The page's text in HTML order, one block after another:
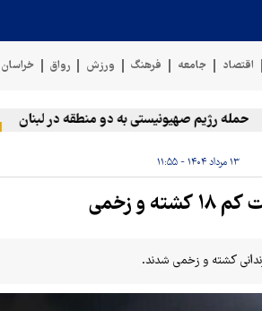
اقتصاد جامعه فرهنگ ورزش رواق خراسان
حمله رژیم صهیونیستی به دو منطقه در لبنان
۱۳ مرداد ۱۴۰۴ - ۱۱:۵۵
زخمی